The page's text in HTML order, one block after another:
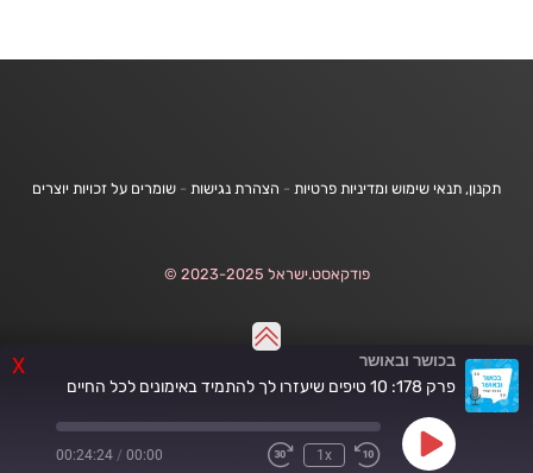
X בכושר ובאושר
פרק 178: 10 טיפים שיעזרו לך להתמיד באימונים לכל החיים
Play
Rewind
1x
Fast
00:00
/
00:24:24
תקנון, תנאי שימוש ומדיניות פרטיות - הצהרת נגישות - שומרים על זכויות יוצרים
פודקאסט.ישראל 2023-2025 ©